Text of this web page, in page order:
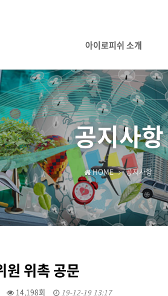
아이로피쉬 소개
공지사항
HOME 공지사항
원 위촉 공문
14,198회 19-12-19 13:17